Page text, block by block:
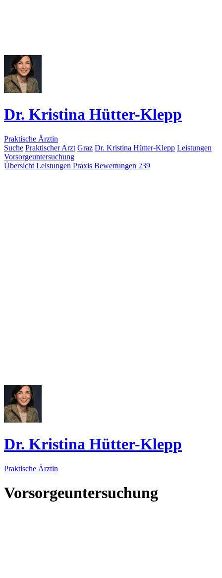
Dr. Kristina Hütter-Klepp
Praktische Ärztin
Suche Praktischer Arzt Graz Dr. Kristina Hütter-Klepp Leistungen
Vorsorgeuntersuchung
Übersicht Leistungen Praxis Bewertungen 239
Dr. Kristina Hütter-Klepp
Praktische Ärztin
Vorsorgeuntersuchung